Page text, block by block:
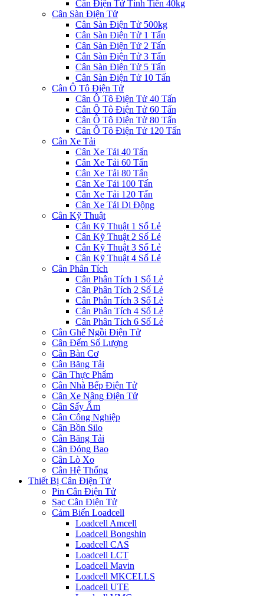
Cân Điện Tử Tính Tiền 40kg
Cân Sàn Điện Tử
Cân Sàn Điện Tử 500kg
Cân Sàn Điện Tử 1 Tấn
Cân Sàn Điện Tử 2 Tấn
Cân Sàn Điện Tử 3 Tấn
Cân Sàn Điện Tử 5 Tấn
Cân Sàn Điện Tử 10 Tấn
Cân Ô Tô Điện Tử
Cân Ô Tô Điện Tử 40 Tấn
Cân Ô Tô Điện Tử 60 Tấn
Cân Ô Tô Điện Tử 80 Tấn
Cân Ô Tô Điện Tử 120 Tấn
Cân Xe Tải
Cân Xe Tải 40 Tấn
Cân Xe Tải 60 Tấn
Cân Xe Tải 80 Tấn
Cân Xe Tải 100 Tấn
Cân Xe Tải 120 Tấn
Cân Xe Tải Di Động
Cân Kỹ Thuật
Cân Kỹ Thuật 1 Số Lẻ
Cân Kỹ Thuật 2 Số Lẻ
Cân Kỹ Thuật 3 Số Lẻ
Cân Kỹ Thuật 4 Số Lẻ
Cân Phân Tích
Cân Phân Tích 1 Số Lẻ
Cân Phân Tích 2 Số Lẻ
Cân Phân Tích 3 Số Lẻ
Cân Phân Tích 4 Số Lẻ
Cân Phân Tích 6 Số Lẻ
Cân Ghế Ngồi Điện Tử
Cân Đếm Số Lượng
Cân Bàn Cơ
Cân Băng Tải
Cân Thực Phẩm
Cân Nhà Bếp Điện Tử
Cân Xe Nâng Điện Tử
Cân Sấy Ẩm
Cân Công Nghiệp
Cân Bồn Silo
Cân Băng Tải
Cân Đóng Bao
Cân Lò Xo
Cân Hệ Thống
Thiết Bị Cân Điện Tử
Pin Cân Điện Tử
Sạc Cân Điện Tử
Cảm Biến Loadcell
Loadcell Amcell
Loadcell Bongshin
Loadcell CAS
Loadcell LCT
Loadcell Mavin
Loadcell MKCELLS
Loadcell UTE